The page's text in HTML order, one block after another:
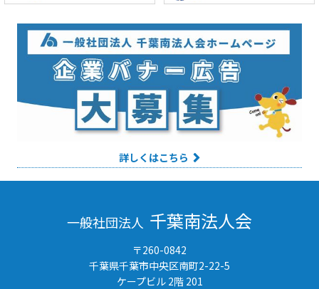
詳しくはこちら
一般社団法人 千葉南法人会
〒260-0842
千葉県千葉市中央区南町2-22-5
ケープビル 2階 201